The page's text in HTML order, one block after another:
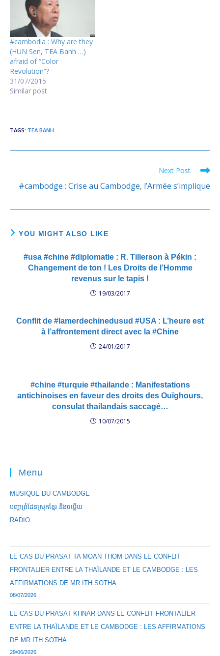
#cambodia : Why are they
(HUN Sen, TEA Banh …)
afraid of “Color
Revolution”?
31/07/2015
Similar post
TAGS: TEA BANH
more
Next Post
#cambodge : Crise au Cambodge, l’Armée s’implique
YOU MIGHT ALSO LIKE
#usa #chine #diplomatie : R. Tillerson à Pékin :
Changement de ton ! Les Droits de l’Homme
revenus sur le tapis !
19/03/2017
Conflit de #lamerdechinedusud #USA : L’heure est
à l’affrontement direct avec la #Chine
24/01/2017
#chine #turquie #thailande : Manifestations
antichinoises en faveur des droits des Ouïghours,
consulat thailandais saccagé…
10/07/2015
Menu
MUSIQUE DU CAMBODGE
បញ្ហាព្រំដែនស្រុកខ្មែរ និងចឞ្លើយ
RADIO
LE CAS DU PRASAT TA MOAN THOM DANS LE CONFLIT
FRONTALIER ENTRE LA THAÏLANDE ET LE CAMBODGE : LES
AFFIRMATIONS DE MR ITH SOTHA
08/07/2026
LE CAS DU PRASAT KHNAR DANS LE CONFLIT FRONTALIER
ENTRE LA THAÏLANDE ET LE CAMBODGE : LES AFFIRMATIONS
DE MR ITH SOTHA
29/06/2026